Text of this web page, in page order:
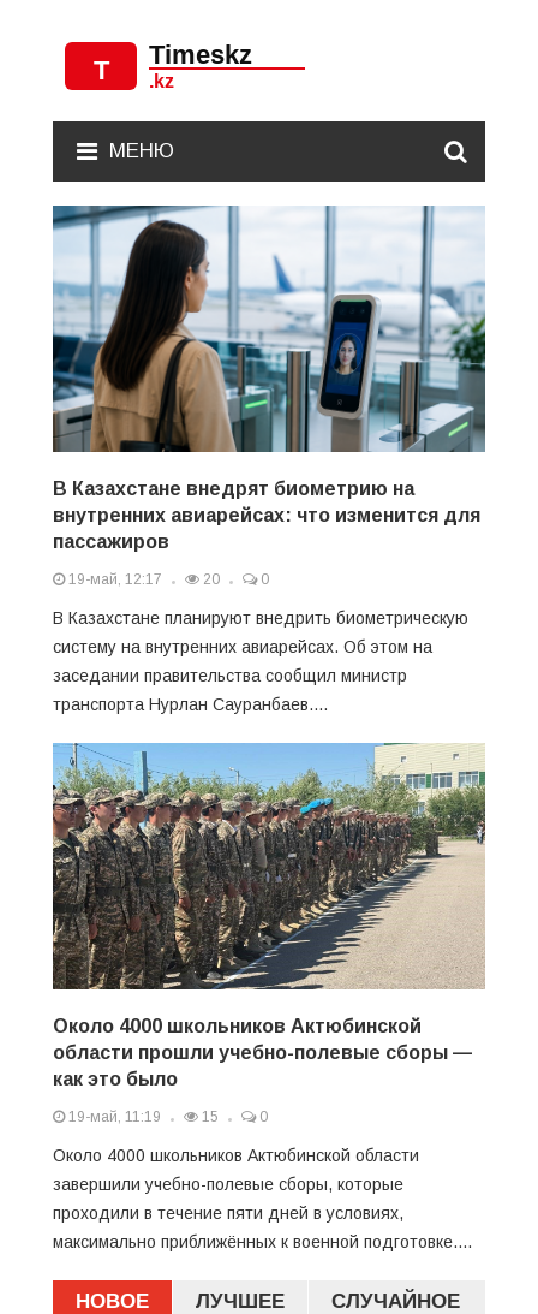
МЕНЮ
В Казахстане внедрят биометрию на
внутренних авиарейсах: что изменится для
пассажиров
19-май, 12:17 20 0
В Казахстане планируют внедрить биометрическую
систему на внутренних авиарейсах. Об этом на
заседании правительства сообщил министр
транспорта Нурлан Сауранбаев....
Около 4000 школьников Актюбинской
области прошли учебно-полевые сборы —
как это было
19-май, 11:19 15 0
Около 4000 школьников Актюбинской области
завершили учебно-полевые сборы, которые
проходили в течение пяти дней в условиях,
максимально приближённых к военной подготовке....
НОВОЕ ЛУЧШЕЕ СЛУЧАЙНОЕ